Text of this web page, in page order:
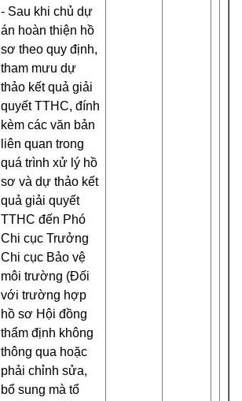
- Sau khi chủ dự
án hoàn thiện hồ
sơ theo quy định,
tham mưu dự
thảo kết quả giải
quyết TTHC, đính
kèm các văn bản
liên quan trong
quá trình xử lý hồ
sơ và dự thảo kết
quả giải quyết
TTHC đến Phó
Chi cục Trưởng
Chi cục Bảo vệ
môi trường (Đối
với trường hợp
hồ sơ Hội đồng
thẩm định không
thông qua hoặc
phải chỉnh sửa,
bổ sung mà tổ